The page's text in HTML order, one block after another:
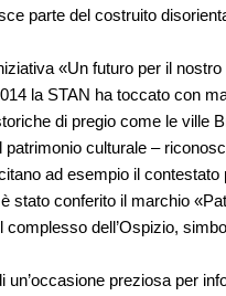
parte del costruito
«Un futuro per il
la STAN ha toccato con
di pregio come le ville
culturale –
ad esempio il
stato conferito il marchio
dell’Ospizio,
un’occasione preziosa per